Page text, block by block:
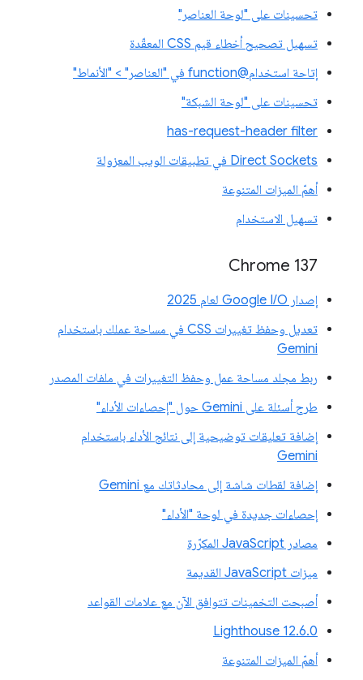
تحسينات على "لوحة العناصر"
تسهيل تصحيح أخطاء قيم CSS المعقّدة
إتاحة استخدام@function في "العناصر" > "الأنماط"
تحسينات على "لوحة الشبكة"
has-request-header filter
Direct Sockets في تطبيقات الويب المعزولة
أهمّ الميزات المتنوعة
تسهيل الاستخدام
‫Chrome 137
إصدار Google I/O لعام 2025
تعديل وحفظ تغييرات CSS في مساحة عملك باستخدام
Gemini
ربط مجلد مساحة عمل وحفظ التغييرات في ملفات المصدر
طرح أسئلة على Gemini حول "إحصاءات الأداء"
إضافة تعليقات توضيحية إلى نتائج الأداء باستخدام
Gemini
إضافة لقطات شاشة إلى محادثاتك مع Gemini
إحصاءات جديدة في لوحة "الأداء"
مصادر JavaScript المكرّرة
ميزات JavaScript القديمة
أصبحت التخمينات تتوافق الآن مع علامات القواعد
‫Lighthouse 12.6.0
أهمّ الميزات المتنوعة